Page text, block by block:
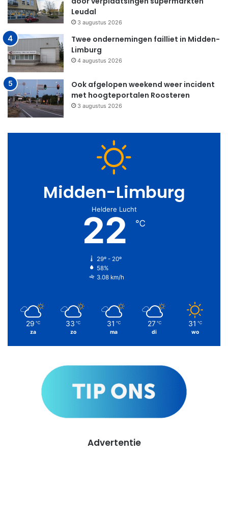
Leudal
3 augustus 2026
Twee ondernemingen failliet in Midden-
Limburg
4 augustus 2026
Ook afgelopen weekend weer incident
met hoogteportalen Roosteren
3 augustus 2026
Midden-Limburg
Heldere Lucht
22 ℃
29º - 20º
58%
3.08 km/h
29 ℃
za
33 ℃
zo
31 ℃
ma
27 ℃
di
31 ℃
wo
Advertentie